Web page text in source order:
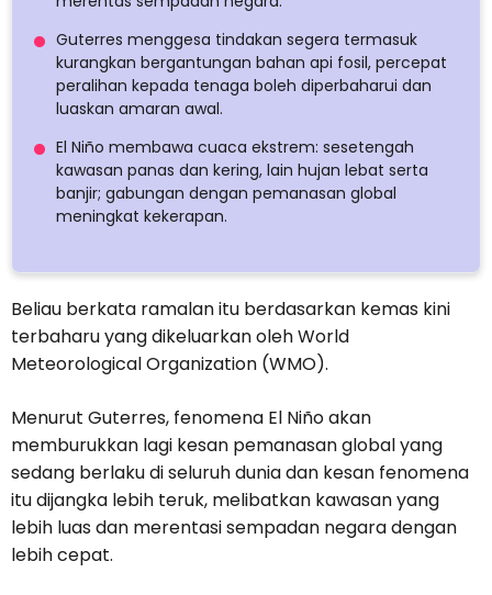
Guterres menggesa tindakan segera termasuk
kurangkan bergantungan bahan api fosil, percepat
peralihan kepada tenaga boleh diperbaharui dan
luaskan amaran awal.
El Niño membawa cuaca ekstrem: sesetengah
kawasan panas dan kering, lain hujan lebat serta
banjir; gabungan dengan pemanasan global
meningkat kekerapan.
Beliau berkata ramalan itu berdasarkan kemas kini
terbaharu yang dikeluarkan oleh World
Meteorological Organization (WMO).
Menurut Guterres, fenomena El Niño akan
memburukkan lagi kesan pemanasan global yang
sedang berlaku di seluruh dunia dan kesan fenomena
itu dijangka lebih teruk, melibatkan kawasan yang
lebih luas dan merentasi sempadan negara dengan
lebih cepat.